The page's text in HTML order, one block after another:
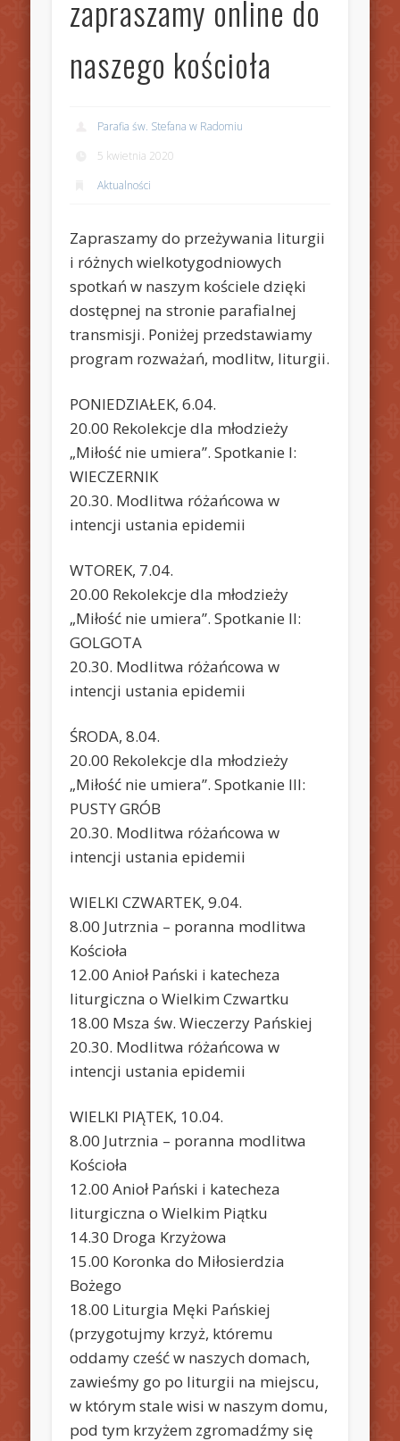
zapraszamy online do
naszego kościoła
Parafia św. Stefana w Radomiu
5 kwietnia 2020
Aktualności
Zapraszamy do przeżywania liturgii
i różnych wielkotygodniowych
spotkań w naszym kościele dzięki
dostępnej na stronie parafialnej
transmisji. Poniżej przedstawiamy
program rozważań, modlitw, liturgii.
PONIEDZIAŁEK, 6.04.
20.00 Rekolekcje dla młodzieży
„Miłość nie umiera”. Spotkanie I:
WIECZERNIK
20.30. Modlitwa różańcowa w
intencji ustania epidemii
WTOREK, 7.04.
20.00 Rekolekcje dla młodzieży
„Miłość nie umiera”. Spotkanie II:
GOLGOTA
20.30. Modlitwa różańcowa w
intencji ustania epidemii
ŚRODA, 8.04.
20.00 Rekolekcje dla młodzieży
„Miłość nie umiera”. Spotkanie III:
PUSTY GRÓB
20.30. Modlitwa różańcowa w
intencji ustania epidemii
WIELKI CZWARTEK, 9.04.
8.00 Jutrznia – poranna modlitwa
Kościoła
12.00 Anioł Pański i katecheza
liturgiczna o Wielkim Czwartku
18.00 Msza św. Wieczerzy Pańskiej
20.30. Modlitwa różańcowa w
intencji ustania epidemii
WIELKI PIĄTEK, 10.04.
8.00 Jutrznia – poranna modlitwa
Kościoła
12.00 Anioł Pański i katecheza
liturgiczna o Wielkim Piątku
14.30 Droga Krzyżowa
15.00 Koronka do Miłosierdzia
Bożego
18.00 Liturgia Męki Pańskiej
(przygotujmy krzyż, któremu
oddamy cześć w naszych domach,
zawieśmy go po liturgii na miejscu,
w którym stale wisi w naszym domu,
pod tym krzyżem zgromadźmy się